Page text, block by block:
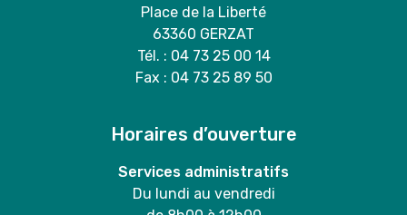
Place de la Liberté
63360 GERZAT
Tél. : 04 73 25 00 14
Fax : 04 73 25 89 50
Horaires d’ouverture
Services administratifs
Du lundi au vendredi